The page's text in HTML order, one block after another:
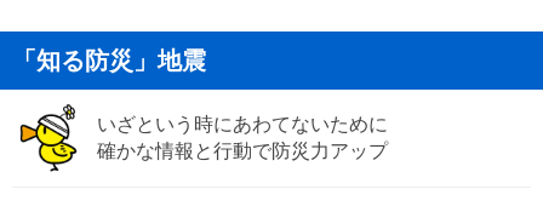
「知る防災」地震
いざという時にあわてないために
確かな情報と行動で防災力アップ